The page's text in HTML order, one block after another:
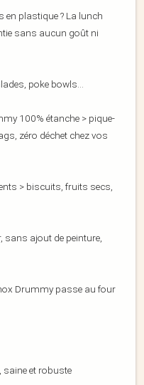
en plastique ? La lunch
sans aucun goût ni
poke bowls…
100% étanche > pique-
zéro déchet chez vos
> biscuits, fruits secs,
ajout de peinture,
Drummy passe au four
et robuste